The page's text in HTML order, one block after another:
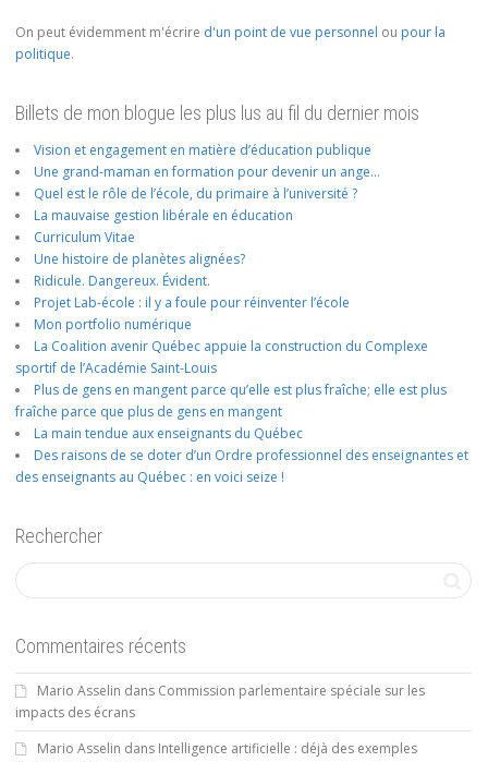
On peut évidemment m'écrire d'un point de vue personnel ou pour la
politique.
Billets de mon blogue les plus lus au fil du dernier mois
Vision et engagement en matière d’éducation publique
Une grand-maman en formation pour devenir un ange…
Quel est le rôle de l’école, du primaire à l’université ?
La mauvaise gestion libérale en éducation
Curriculum Vitae
Une histoire de planètes alignées?
Ridicule. Dangereux. Évident.
Projet Lab-école : il y a foule pour réinventer l’école
Mon portfolio numérique
La Coalition avenir Québec appuie la construction du Complexe
sportif de l’Académie Saint-Louis
Plus de gens en mangent parce qu’elle est plus fraîche; elle est plus
fraîche parce que plus de gens en mangent
La main tendue aux enseignants du Québec
Des raisons de se doter d’un Ordre professionnel des enseignantes et
des enseignants au Québec : en voici seize !
Rechercher
Commentaires récents
Mario Asselin dans Commission parlementaire spéciale sur les
impacts des écrans
Mario Asselin dans Intelligence artificielle : déjà des exemples